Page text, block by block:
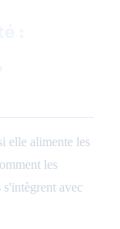
elle alimente les
les
avec